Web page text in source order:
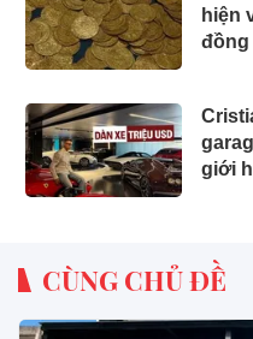
hiện
đồng
giới
CÙNG CHỦ ĐỀ